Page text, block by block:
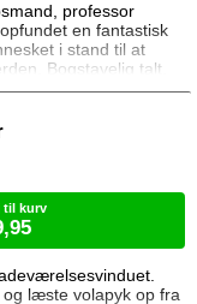
professor
en fantastisk
i stand til at
Bogstavelig talt.
hob som udforskes er
HANK sendes af
nye dimensioner,
Da Lambert
læste volapyk op fra
til kurv